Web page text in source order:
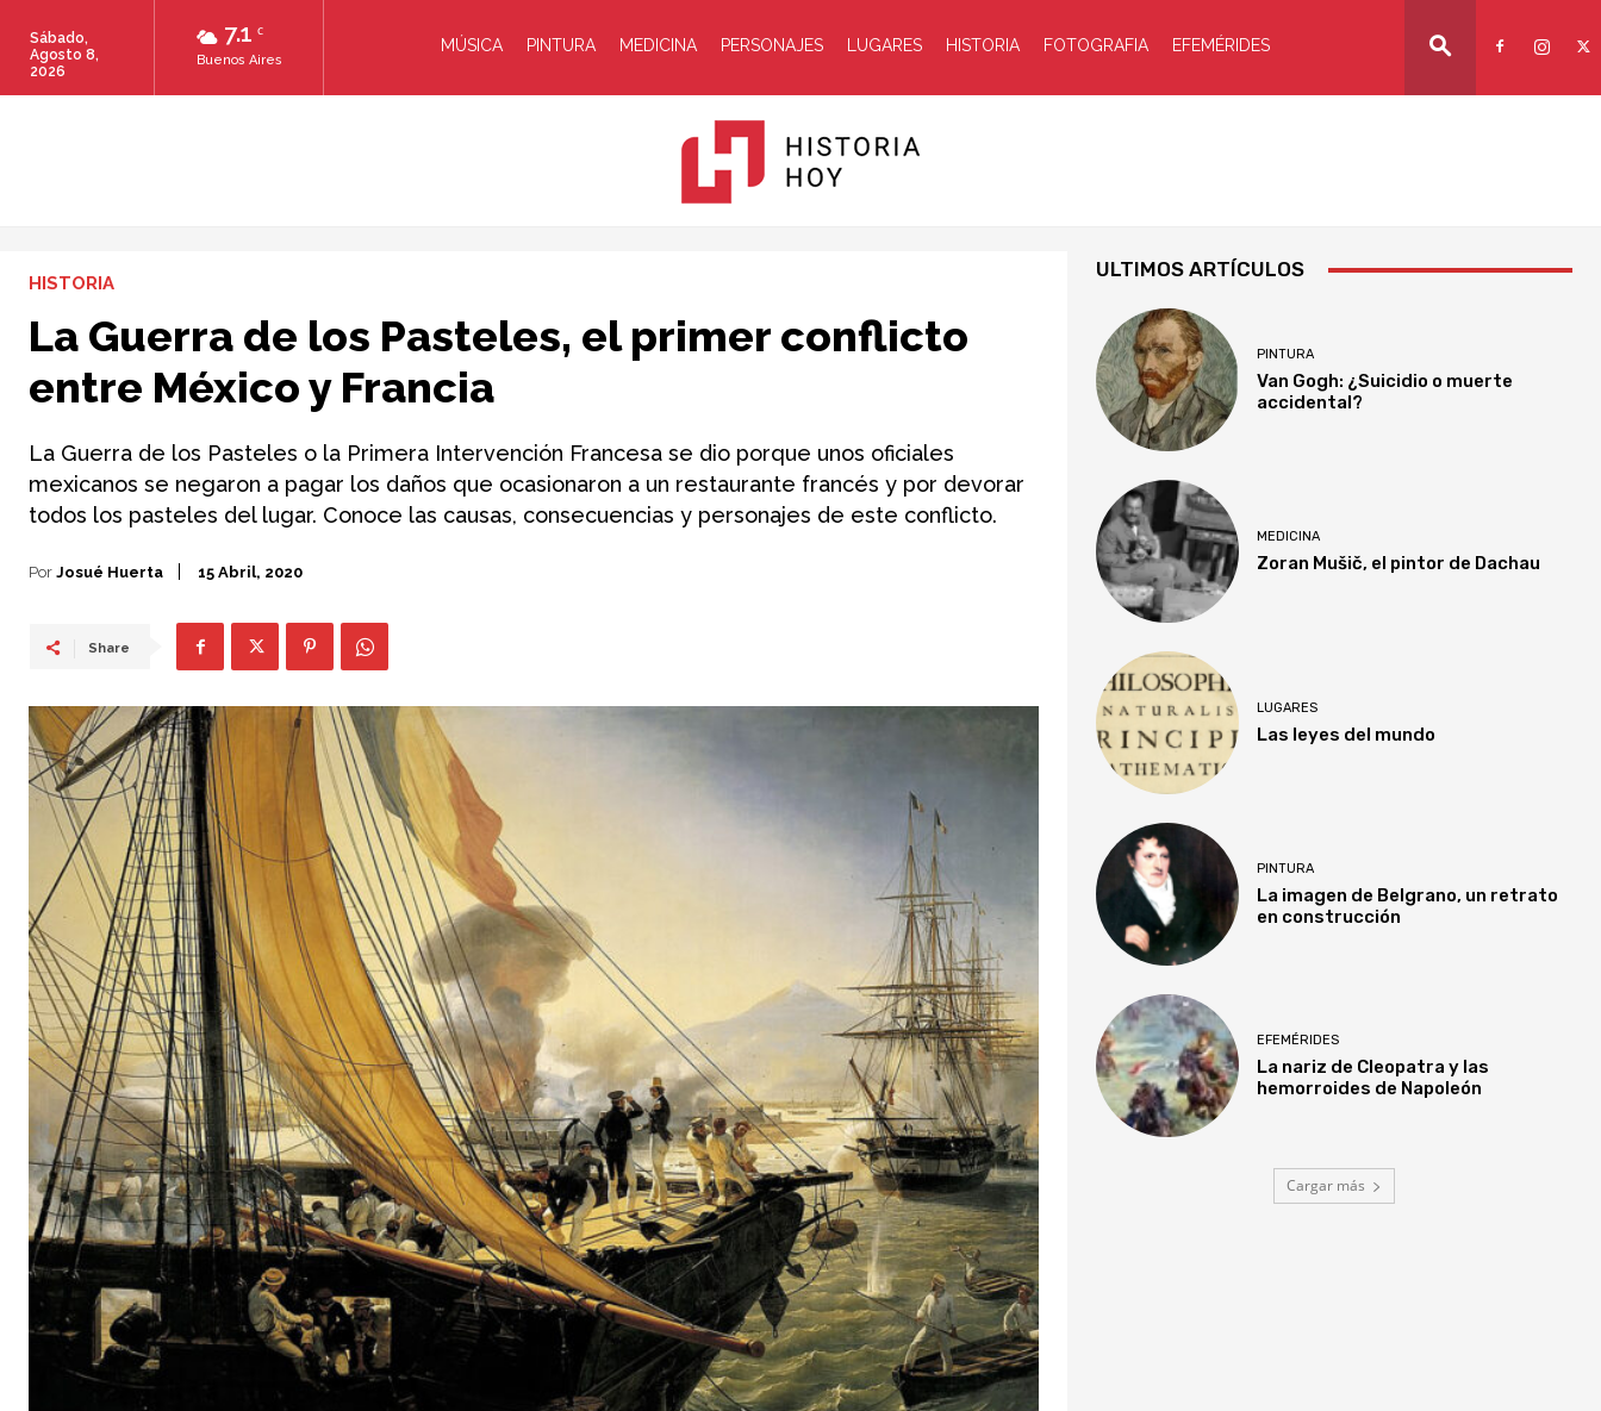
7.1 C
Buenos Aires
Sábado,
Agosto 8,
2026
MÚSICA PINTURA MEDICINA PERSONAJES LUGARES HISTORIA FOTOGRAFIA EFEMÉRIDES
Hoy
HISTORIA
La Guerra de los Pasteles, el primer conflicto
entre México y Francia
La Guerra de los Pasteles o la Primera Intervención Francesa se dio porque unos oficiales
mexicanos se negaron a pagar los daños que ocasionaron a un restaurante francés y por devorar
todos los pasteles del lugar. Conoce las causas, consecuencias y personajes de este conflicto.
Por Josué Huerta 15 Abril, 2020
Share
ULTIMOS ARTÍCULOS
PINTURA
Van Gogh: ¿Suicidio o muerte
accidental?
MEDICINA
Zoran Mušič, el pintor de Dachau
LUGARES
Las leyes del mundo
PINTURA
La imagen de Belgrano, un retrato
en construcción
EFEMÉRIDES
La nariz de Cleopatra y las
hemorroides de Napoleón
Cargar más